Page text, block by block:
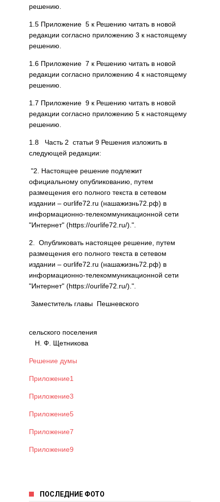
решению.
1.5 Приложение 5 к Решению читать в новой
редакции согласно приложению 3 к настоящему
решению.
1.6 Приложение 7 к Решению читать в новой
редакции согласно приложению 4 к настоящему
решению.
1.7 Приложение 9 к Решению читать в новой
редакции согласно приложению 5 к настоящему
решению.
1.8 Часть 2 статьи 9 Решения изложить в
следующей редакции:
"2. Настоящее решение подлежит
официальному опубликованию, путем
размещения его полного текста в сетевом
издании – ourlife72.ru (нашажизнь72.рф) в
информационно-телекоммуникационной сети
"Интернет" (https://ourlife72.ru/).".
2. Опубликовать настоящее решение, путем
размещения его полного текста в сетевом
издании – ourlife72.ru (нашажизнь72.рф) в
информационно-телекоммуникационной сети
"Интернет" (https://ourlife72.ru/).".
Заместитель главы Пешневского
сельского поселения
Н. Ф. Щетникова
Решение думы
Приложение1
Приложение3
Приложение5
Приложение7
Приложение9
ПОСЛЕДНИЕ ФОТО